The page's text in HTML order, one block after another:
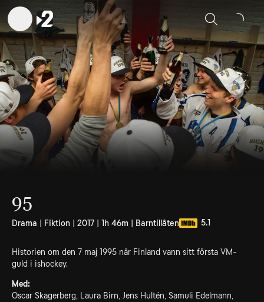
Sök
95
Drama | Fiktion | 2017 | 1h 46m | Barntillåten 5.1
Historien om den 7 maj 1995 när Finland vann sitt första VM-
guld i ishockey.
Med:
Oscar Skagerberg, Laura Birn, Jens Hultén, Samuli Edelmann,